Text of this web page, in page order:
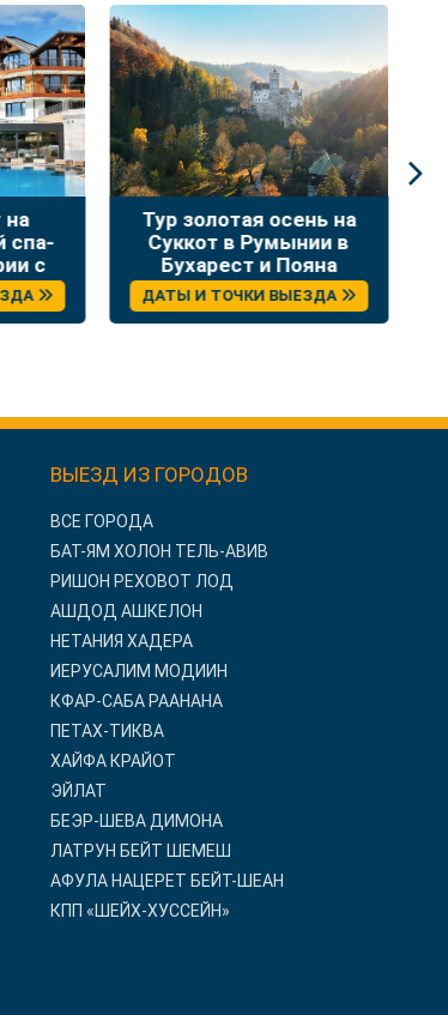
на
в
Тур на Суккот – «Жизнь,
как чудо» – самые
интересные места
Сербии
ДАТЫ И ТОЧКИ ВЫЕЗДА
ВЫЕЗД ИЗ ГОРОДОВ
ВСЕ ГОРОДА
БАТ-ЯМ ХОЛОН ТЕЛЬ-АВИВ
РИШОН РЕХОВОТ ЛОД
АШДОД АШКЕЛОН
НЕТАНИЯ ХАДЕРА
ИЕРУСАЛИМ МОДИИН
КФАР-САБА РААНАНА
ПЕТАХ-ТИКВА
ХАЙФА КРАЙОТ
ЭЙЛАТ
БЕЭР-ШЕВА ДИМОНА
ЛАТРУН БЕЙТ ШЕМЕШ
АФУЛА НАЦЕРЕТ БЕЙТ-ШЕАН
КПП «ШЕЙХ-ХУССЕЙН»